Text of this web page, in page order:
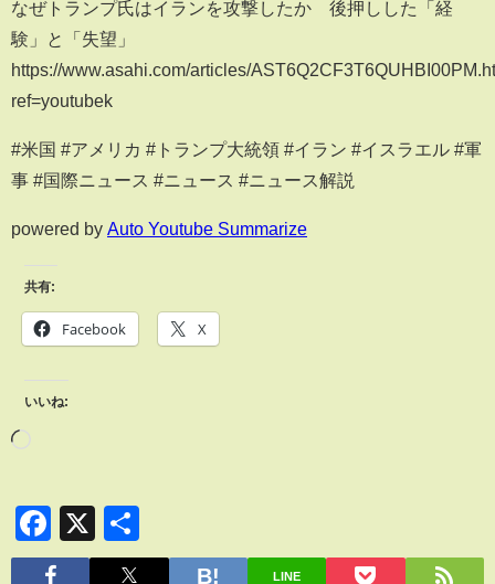
なぜトランプ氏はイランを攻撃したか 後押しした「経
験」と「失望」
https://www.asahi.com/articles/
ref=youtubek
#米国 #アメリカ #トランプ大統領 #イラン #イスラエル #軍
事 #国際ニュース #ニュース #ニュース解説
powered by Auto Youtube Summarize
共有:
Facebook X
いいね:
Facebook
X
有
LINE